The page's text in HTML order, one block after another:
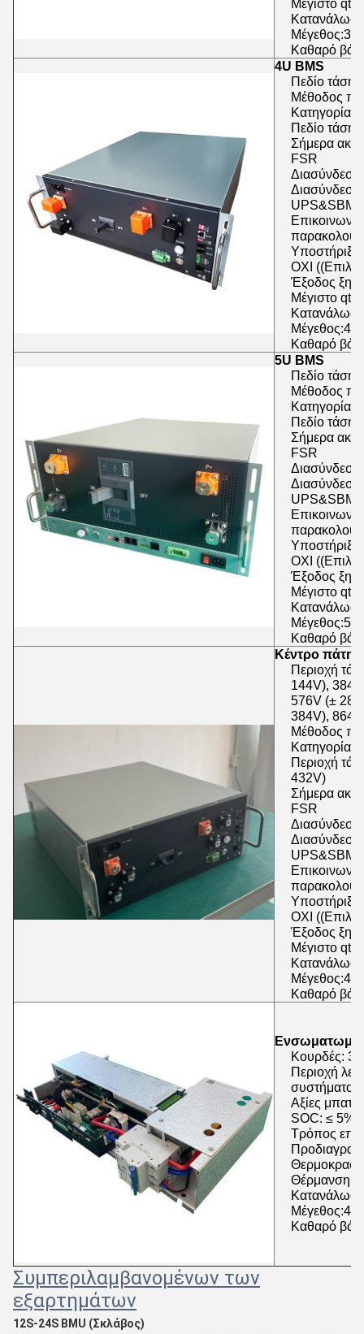
Μέγιστο
Κατανάλωση
Καθαρό
4U BMS
Πεδίο
Μέθοδος
Κατηγορία
Πεδίο
Σήμερα
FSR
Διασύνδεση
Υποστήριξη
ΟΧΙ
Έξοδος
Μέγιστο
Κατανάλωση
Καθαρό
5U BMS
Πεδίο
Μέθοδος
Κατηγορία
Πεδίο
Σήμερα
FSR
Διασύνδεση
Υποστήριξη
ΟΧΙ
Έξοδος
Μέγιστο
Κατανάλωση
Καθαρό
Κέντρο
Περιοχή
144V),
576V (±
384V),
Μέθοδος
Κατηγορία
Περιοχή
432V)
Σήμερα
FSR
Διασύνδεση
Υποστήριξη
ΟΧΙ
Έξοδος
Μέγιστο
Κατανάλωση
Καθαρό
Κουρδές:
Περιοχή
Αξίες
SOC: ≤ 5%
Τρόπος
Θέρμανση
Κατανάλωση
Καθαρό
Συμπεριλαμβανομένων των
εξαρτημάτων
12S-24S BMU (Σκλάβος)